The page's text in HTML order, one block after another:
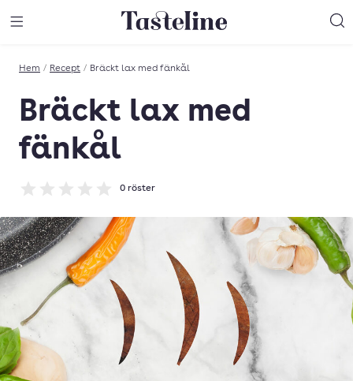
Till Tastelines startsida
Hem / Recept / Bräckt lax med fänkål
Bräckt lax med
fänkål
Betyg: 0 av 5
0 röster